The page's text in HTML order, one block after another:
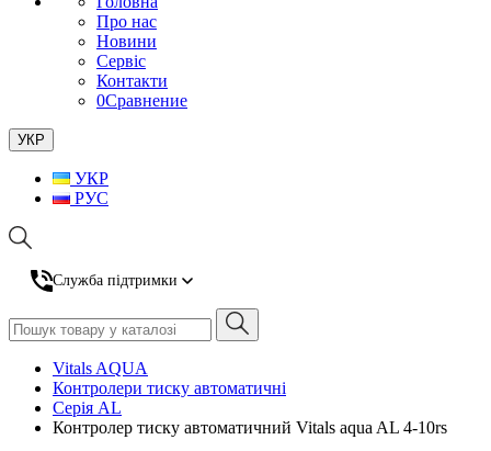
Про нас
Новини
Сервіс
Контакти
0Сравнение
УКР
УКР
РУС
Служба підтримки
Vitals AQUA
Контролери тиску автоматичні
Cерія AL
Контролер тиску автоматичний Vitals aqua AL 4-10rs